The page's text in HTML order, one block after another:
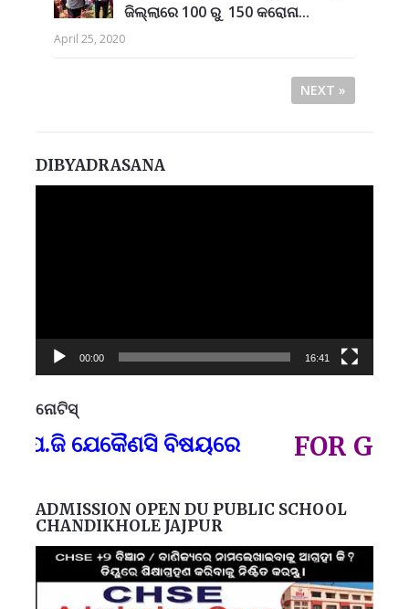
ଜିଲ୍ଲାରେ 100 ରୁ 150 କରୋନା...
April 25, 2020
NEXT »
DIBYADRASANA
00:00 16:41
ନୋଟିସ୍
ଯେକୈଣସି ବିଷୟରେ FOR GOVT
ADMISSION OPEN DU PUBLIC SCHOOL
CHANDIKHOLE JAJPUR